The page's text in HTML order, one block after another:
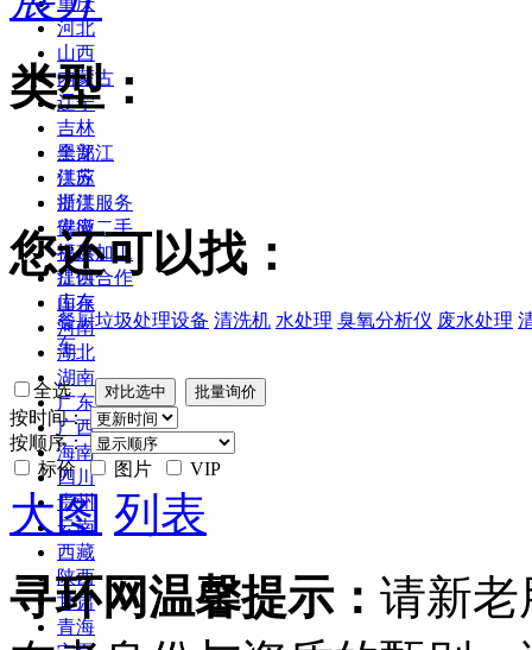
河北
山西
内蒙古
辽宁
吉林
黑龙江
江苏
浙江
安徽
福建
江西
山东
河南
湖北
湖南
广东
广西
海南
四川
贵州
云南
西藏
陕西
甘肃
青海
类型：
全部
供应
提供服务
供应二手
提供加工
提供合作
库存
您还可以找：
餐厨垃圾处理设备 清洗机 水处理 臭氧分析仪 废水处理
车
全选
按时间：
按顺序：
标价
图片 VIP
大图 列表
寻环网温馨提示： 请新老